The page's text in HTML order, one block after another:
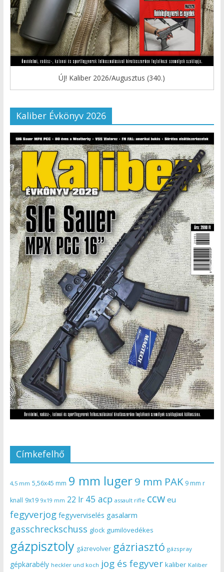
ÚJ! Kaliber 2026/Augusztus (340.)
Kaliber Évkönyv 2026
Címkefelhő
4,5 mm 5,56x45 mm 9 mm luger9 mm PAK 9 mm r
knall 9x19 9x19 mm 22 lr 45 acp assault rifle ccw eu
fegyverjog fegyverviselés gasalarm
gasschreckschuss glock gumilövedékes
gázpisztoly gázrevolver gázriasztó gázspray
gépkarabély heckler und koch jog és fegyver kaliber Kaliber